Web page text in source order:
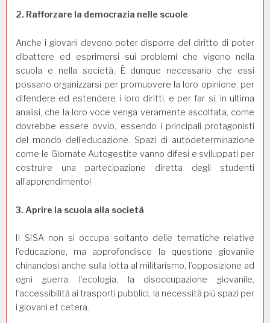
2. Rafforzare la democrazia nelle scuole
Anche i giovani devono poter disporre del diritto di poter
dibattere ed esprimersi sui problemi che vigono nella
scuola e nella società. È dunque necessario che essi
possano organizzarsi per promuovere la loro opinione, per
difendere ed estendere i loro diritti, e per far si, in ultima
analisi, che la loro voce venga veramente ascoltata, come
dovrebbe essere ovvio, essendo i principali protagonisti
del mondo dell’educazione. Spazi di autodeterminazione
come le Giornate Autogestite vanno difesi e sviluppati per
costruire una partecipazione diretta degli studenti
all’apprendimento!
3. Aprire la scuola alla società
SISAnon si occupa soltanto delle tematiche relative
l’educazione, ma approfondisce la questione giovanile
chinandosi anche sulla lotta al militarismo, l’opposizione ad
ogni guerra, l’ecologia, la disoccupazione giovanile,
l’accessibilità ai trasporti pubblici, la necessità più spazi per
i giovani et cetera.